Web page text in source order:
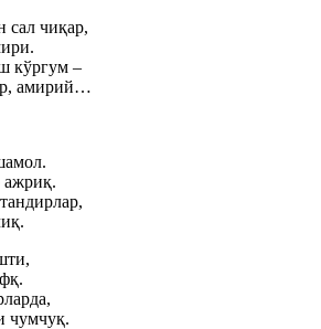
сал чиқар,
кўргум –
амирий…
ажриқ.
чумчуқ.